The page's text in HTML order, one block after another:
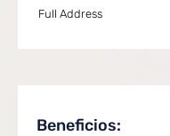
Full Address
Beneficios: